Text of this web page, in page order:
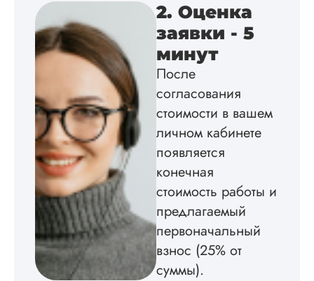
Вика
Дата:
Диссертацию
на совесть: тут и
самостоятельно
подобрал
обосновал
методологию
исследования,
грамотно
2. Оценка
заявки - 5
минут
После
согласования
стоимости в вашем
личном кабинете
появляется
конечная
стоимость работы и
предлагаемый
первоначальный
взнос (25% от
суммы).